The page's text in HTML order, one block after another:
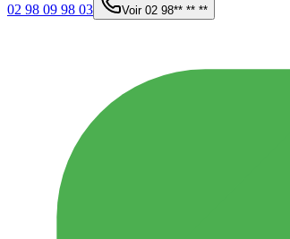
02 98 09 98 03
Voir 02 98** ** **